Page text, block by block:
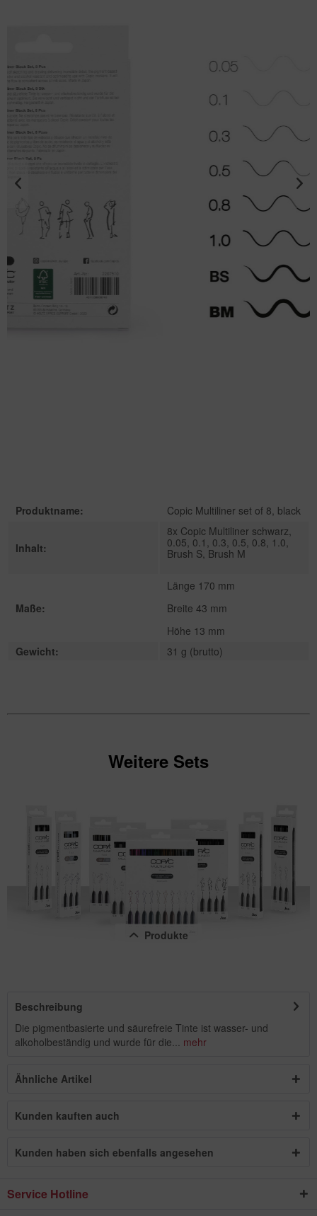
Produktname: Copic Multiliner set of 8, black
Inhalt:
8x Copic Multiliner schwarz,
0.05, 0.1, 0.3, 0.5, 0.8, 1.0,
Brush S, Brush M
Maße:
Länge 170 mm
Breite 43 mm
Höhe 13 mm
Gewicht:
31 g (brutto)
Weitere Sets
Produkte
Copic Multiliner Set, farbig, 10 Stk.
Beschreibung
Die pigmentbasierte und säurefreie Tinte ist wasser- und
alkoholbeständig und wurde für die...
mehr
Ähnliche Artikel
Kunden kauften auch
Kunden haben sich ebenfalls angesehen
Service Hotline